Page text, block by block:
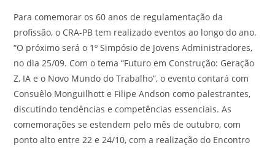
Para comemorar os 60 anos de regulamentação da
profissão, o CRA-PB tem realizado eventos ao longo do ano.
“O próximo será o 1º Simpósio de Jovens Administradores,
no dia 25/09. Com o tema “Futuro em Construção: Geração
Z, IA e o Novo Mundo do Trabalho”, o evento contará com
Consuêlo Monguilhott e Filipe Andson como palestrantes,
discutindo tendências e competências essenciais. As
comemorações se estendem pelo mês de outubro, com
ponto alto entre 22 e 24/10, com a realização do Encontro